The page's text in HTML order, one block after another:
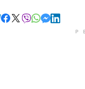
отправить в Telegram
поделиться в
поделиться в X
отправить в
отправить